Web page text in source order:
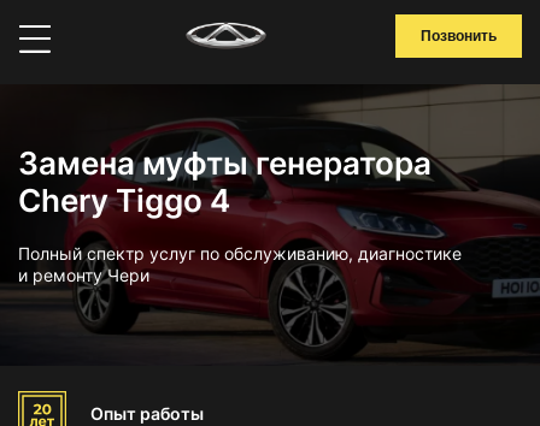
Позвонить
Замена муфты генератора
Chery Tiggo 4
Полный спектр услуг по обслуживанию, диагностике
и ремонту Чери
Опыт работы